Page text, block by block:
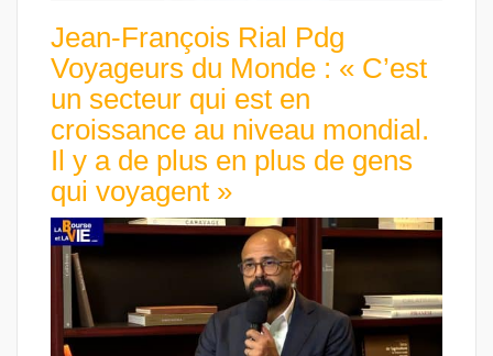
Jean-François Rial Pdg
Voyageurs du Monde : « C’est
un secteur qui est en
croissance au niveau mondial.
Il y a de plus en plus de gens
qui voyagent »